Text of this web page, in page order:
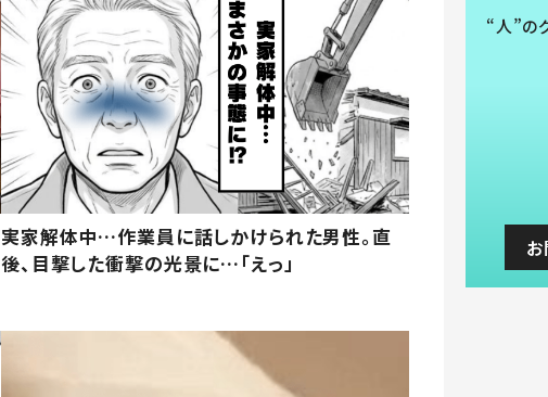
実家解体中…作業員に話しかけられた男性。直
後、目撃した衝撃の光景に…「えっ」
“人”の